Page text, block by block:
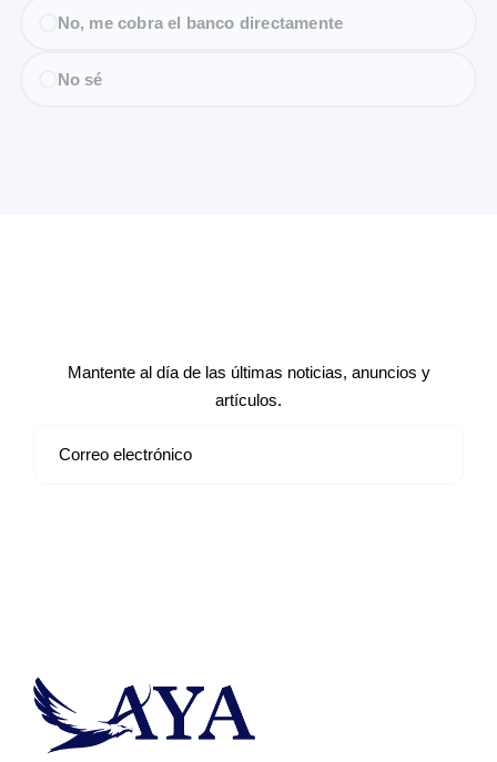
No, me cobra el banco directamente
No sé
Mantente al día de las últimas noticias, anuncios y
artículos.